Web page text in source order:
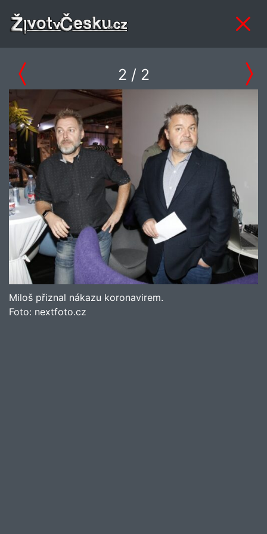
2 / 2
Miloš přiznal nákazu koronavirem.
Foto: nextfoto.cz